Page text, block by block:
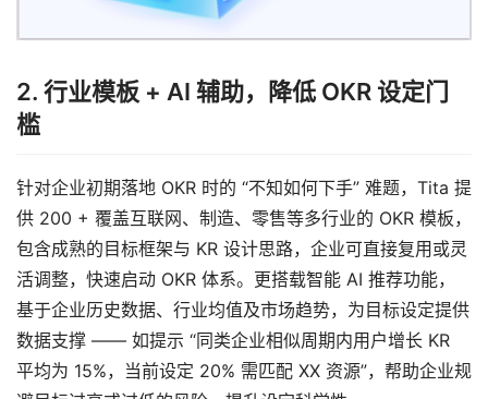
2. 行业模板 + AI 辅助，降低 OKR 设定门
槛
针对企业初期落地 OKR 时的 “不知如何下手” 难题，Tita 提
供 200 + 覆盖互联网、制造、零售等多行业的 OKR 模板，
包含成熟的目标框架与 KR 设计思路，企业可直接复用或灵
活调整，快速启动 OKR 体系。更搭载智能 AI 推荐功能，
基于企业历史数据、行业均值及市场趋势，为目标设定提供
数据支撑 —— 如提示 “同类企业相似周期内用户增长 KR
平均为 15%，当前设定 20% 需匹配 XX 资源”，帮助企业规